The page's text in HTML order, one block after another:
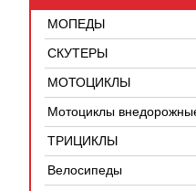
МОПЕДЫ
СКУТЕРЫ
МОТОЦИКЛЫ
Мотоциклы
ТРИЦИКЛЫ
Велосипеды